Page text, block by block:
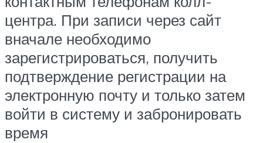
центра. При записи через сайт
вначале необходимо
зарегистрироваться, получить
подтверждение регистрации на
электронную почту и только затем
войти в систему и забронировать
время